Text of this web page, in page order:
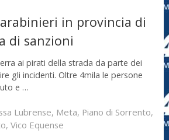
in provincia di
di sanzioni
ai pirati della strada da parte dei
gli incidenti. Oltre 4mila le persone
e …
Lubrense, Meta, Piano di Sorrento,
, Vico Equense